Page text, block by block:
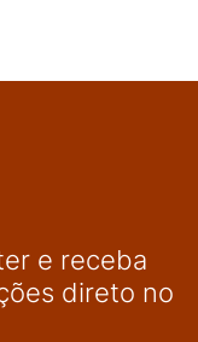
e receba
direto no